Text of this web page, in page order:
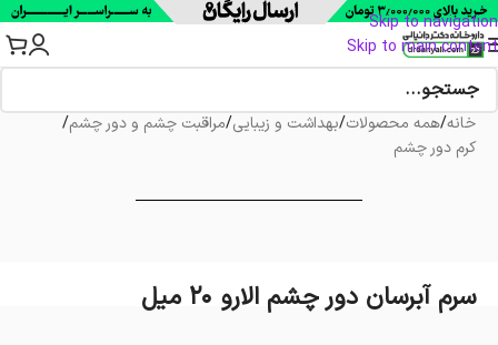
Skip to navigation
Skip to main content
خانه/همه محصولات/بهداشت و زیبایی/مراقبت چشم و دور چشم/
کرم دور چشم
سرم آبرسان دور چشم الارو 20 میل